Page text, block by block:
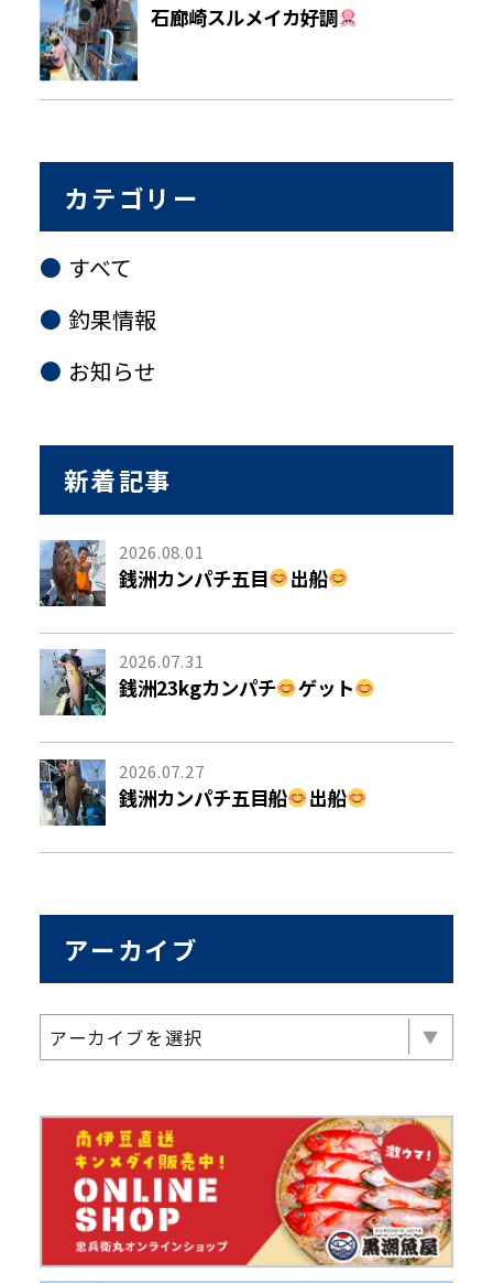
石廊崎スルメイカ好調
カテゴリー
すべて
釣果情報
お知らせ
新着記事
2026.08.01
銭洲カンパチ五目 出船
2026.07.31
銭洲23kgカンパチ ゲット
2026.07.27
銭洲カンパチ五目船 出船
アーカイブ
アーカイブを選択